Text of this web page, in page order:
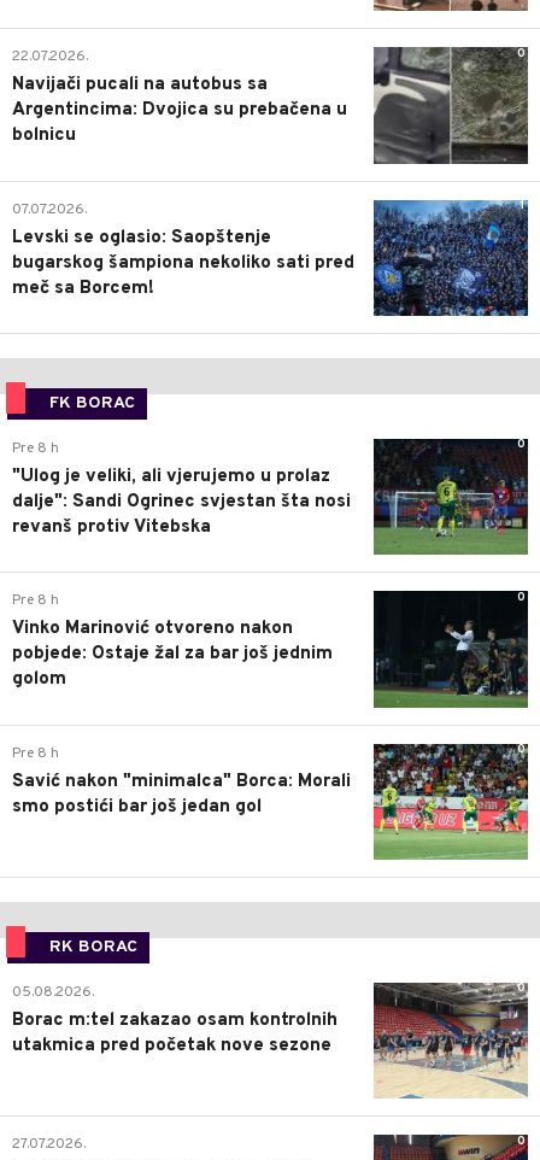
0
22.07.2026.
Navijači pucali na autobus sa
Argentincima: Dvojica su prebačena u
bolnicu
1
07.07.2026.
Levski se oglasio: Saopštenje
bugarskog šampiona nekoliko sati pred
meč sa Borcem!
FK BORAC
0
Pre 8 h
"Ulog je veliki, ali vjerujemo u prolaz
dalje": Sandi Ogrinec svjestan šta nosi
revanš protiv Vitebska
0
Pre 8 h
Vinko Marinović otvoreno nakon
pobjede: Ostaje žal za bar još jednim
golom
0
Pre 8 h
Savić nakon "minimalca" Borca: Morali
smo postići bar još jedan gol
RK BORAC
0
05.08.2026.
Borac m:tel zakazao osam kontrolnih
utakmica pred početak nove sezone
0
27.07.2026.